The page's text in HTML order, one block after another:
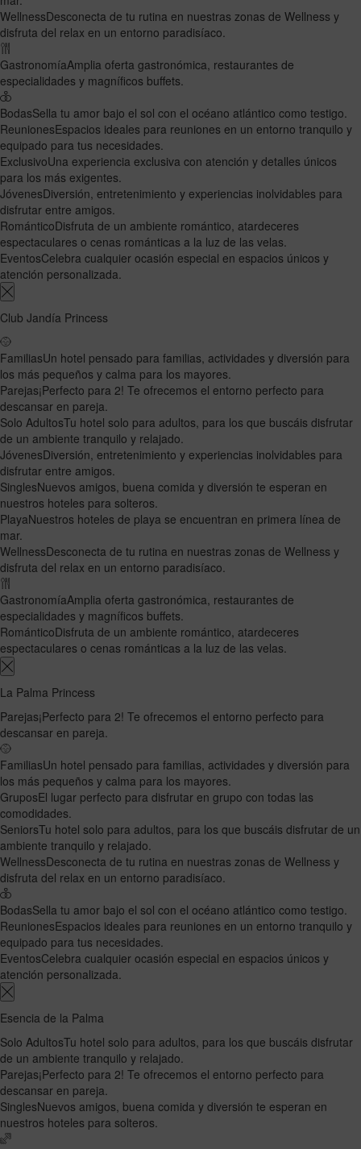
WellnessDesconecta de tu rutina en nuestras zonas de Wellness y
disfruta del relax en un entorno paradisíaco.
GastronomíaAmplia oferta gastronómica, restaurantes de
especialidades y magníficos buffets.
BodasSella tu amor bajo el sol con el océano atlántico como testigo.
ReunionesEspacios ideales para reuniones en un entorno tranquilo y
equipado para tus necesidades.
ExclusivoUna experiencia exclusiva con atención y detalles únicos
para los más exigentes.
JóvenesDiversión, entretenimiento y experiencias inolvidables para
disfrutar entre amigos.
RománticoDisfruta de un ambiente romántico, atardeceres
espectaculares o cenas románticas a la luz de las velas.
EventosCelebra cualquier ocasión especial en espacios únicos y
atención personalizada.
Club Jandía Princess
FamiliasUn hotel pensado para familias, actividades y diversión para
los más pequeños y calma para los mayores.
Parejas¡Perfecto para 2! Te ofrecemos el entorno perfecto para
descansar en pareja.
Solo AdultosTu hotel solo para adultos, para los que buscáis disfrutar
de un ambiente tranquilo y relajado.
JóvenesDiversión, entretenimiento y experiencias inolvidables para
disfrutar entre amigos.
SinglesNuevos amigos, buena comida y diversión te esperan en
nuestros hoteles para solteros.
PlayaNuestros hoteles de playa se encuentran en primera línea de
mar.
WellnessDesconecta de tu rutina en nuestras zonas de Wellness y
disfruta del relax en un entorno paradisíaco.
GastronomíaAmplia oferta gastronómica, restaurantes de
especialidades y magníficos buffets.
RománticoDisfruta de un ambiente romántico, atardeceres
espectaculares o cenas románticas a la luz de las velas.
La Palma Princess
Parejas¡Perfecto para 2! Te ofrecemos el entorno perfecto para
descansar en pareja.
FamiliasUn hotel pensado para familias, actividades y diversión para
los más pequeños y calma para los mayores.
GruposEl lugar perfecto para disfrutar en grupo con todas las
comodidades.
SeniorsTu hotel solo para adultos, para los que buscáis disfrutar de un
ambiente tranquilo y relajado.
WellnessDesconecta de tu rutina en nuestras zonas de Wellness y
disfruta del relax en un entorno paradisíaco.
BodasSella tu amor bajo el sol con el océano atlántico como testigo.
ReunionesEspacios ideales para reuniones en un entorno tranquilo y
equipado para tus necesidades.
EventosCelebra cualquier ocasión especial en espacios únicos y
atención personalizada.
Esencia de la Palma
Solo AdultosTu hotel solo para adultos, para los que buscáis disfrutar
de un ambiente tranquilo y relajado.
Parejas¡Perfecto para 2! Te ofrecemos el entorno perfecto para
descansar en pareja.
SinglesNuevos amigos, buena comida y diversión te esperan en
nuestros hoteles para solteros.